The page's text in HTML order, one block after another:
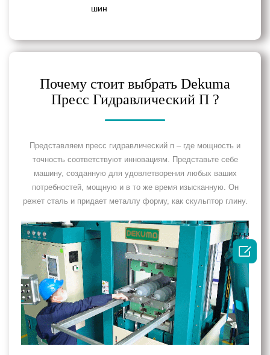
шин
Почему стоит выбрать Dekuma
Пресс Гидравлический П ?
Представляем пресс гидравлический п – где мощность и
точность соответствуют инновациям. Представьте себе
машину, созданную для удовлетворения любых ваших
потребностей, мощную и в то же время изысканную. Он
режет сталь и придает металлу форму, как скульптор глину.
